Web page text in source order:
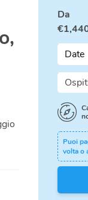
Da
€
Date
Puoi
volta o